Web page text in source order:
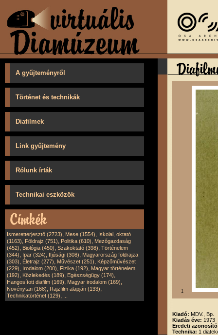
A gyűjteményről
Történet és technikák
Diafilmek
Link gyűjtemény
Rólunk írták
Technikai eszközök
Ismeretterjesztő (2723), Mese (1554), Iskolai, oktató
(1163), Földrajz (751), Politika (610), Mezőgazdaság
(452), Biológia (450), Szakoktató (398), Történelem
(344), Ipar (324), Ifjúsági (308), Magyarország földrajza
(303), Életrajz (277), Művészet (251), Képzőművészet
(229), Irodalom (200), Fizika (192), Magyar történelem
(192), Közlekedés (189), Egészségügy (174),
Hangosított diafilm (169), Magyar irodalom (169),
Növénytan (168), Rajzfilm alapján (133),
Technikatörténet (129),
1
Kiadó: MDV., Bp.
Kiadás éve: 1973
Eredeti
Technika: 1